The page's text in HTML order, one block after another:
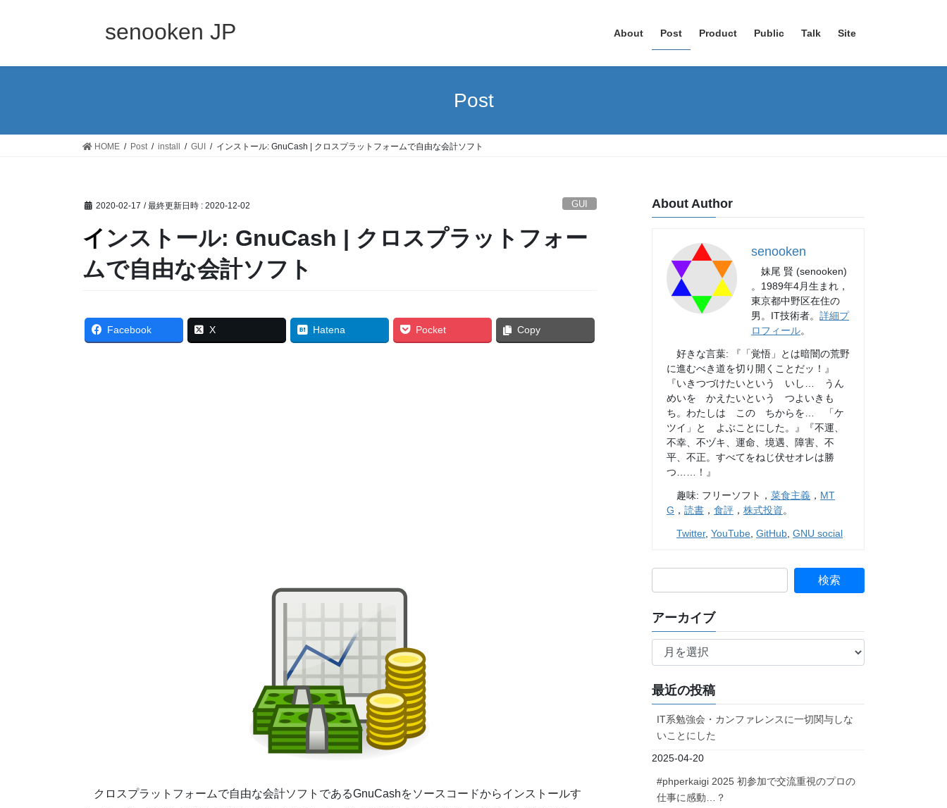
senooken JP About Post Product Public Talk Site
Post
HOME Post install GUI インストール: GnuCash | クロスプラットフォームで自由な会計ソフト
2020-02-17 / 最終更新日時 : 2020-12-02 GUI
インストール: GnuCash | クロスプラットフォー
ムで自由な会計ソフト
Facebook X Hatena Pocket Copy
クロスプラットフォームで自由な会計ソフトであるGnuCashをソースコードからインストールす
About Author
senooken
妹尾 賢 (senooken)
。1989年4月生まれ，
東京都中野区在住の
男。IT技術者。詳細プ
ロフィール。
好きな言葉: 『「覚悟」とは暗闇の荒野
に進むべき道を切り開くことだッ！』
『いきつづけたいという いし… うん
めいを かえたいという つよいきも
ち。わたしは この ちからを… 「ケ
ツイ」と よぶことにした。』『不運、
不幸、不ヅキ、運命、境遇、障害、不
平、不正。すべてをねじ伏せオレは勝
つ……！』
趣味: フリーソフト，菜食主義 ， MT
G ，読書 ，食評 ，株式投資。
Twitter,YouTube ,GitHub ,GNU social
アーカイブ
ア
イ
ブ
最近の投稿
IT系勉強会・カンファレンスに一切関与しな
いことにした
2025-04-20
#phperkaigi 2025 初参加で交流重視のプロの
仕事に感動…？